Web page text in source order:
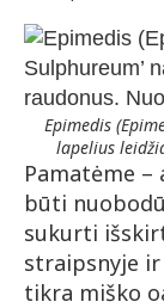
Epimedis
lapelius
Pamatėme
būti
sukurti
straipsnyje ir
tikra miško